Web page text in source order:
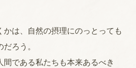
かは、自然の摂理にのっとっても
ろう。
である私たちも本来あるべき